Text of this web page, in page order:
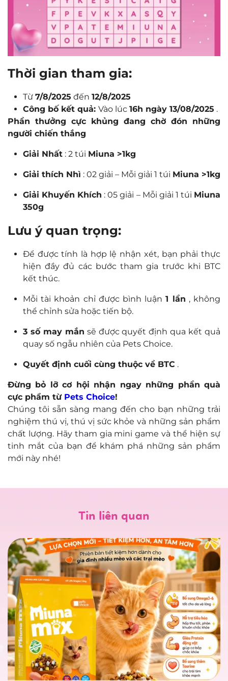
Thời gian tham gia:
Từ 7/8/2025 đến 12/8/2025
Công bố kết quả: Vào lúc 16h ngày 13/08/2025 .
Phần thưởng cực khủng đang chờ đón những
người chiến thắng
Giải Nhất : 2 túi Miuna >1kg
Giải thích Nhì : 02 giải – Mỗi giải 1 túi Miuna >1kg
Giải Khuyến Khích : 05 giải – Mỗi giải 1 túi Miuna
350g
Lưu ý quan trọng:
Để được tính là hợp lệ nhận xét, bạn phải thực
hiện đầy đủ các bước tham gia trước khi BTC
kết thúc.
Mỗi tài khoản chỉ được bình luận1 lần , không
thể chỉnh sửa hoặc tiến bộ.
3 số may mắn sẽ được quyết định qua kết quả
quay số ngẫu nhiên của Pets Choice.
Quyết định cuối cùng thuộc về BTC .
Đừng bỏ lỡ cơ hội nhận ngay những phần quà
cực phẩm từ Pets Choice!
Chúng tôi sẵn sàng mang đến cho bạn những trải
nghiệm thú vị, thú vị sức khỏe và những sản phẩm
chất lượng. Hãy tham gia mini game và thể hiện sự
tinh mắt của bạn để khám phá những sản phẩm
mới này nhé!
Tin liên quan